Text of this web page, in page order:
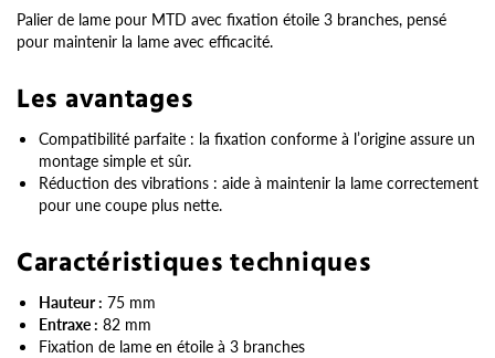
Palier de lame pour MTD avec fixation étoile 3 branches, pensé
pour maintenir la lame avec efficacité.
Les avantages
Compatibilité parfaite : la fixation conforme à l’origine assure un
montage simple et sûr.
Réduction des vibrations : aide à maintenir la lame correctement
pour une coupe plus nette.
Caractéristiques techniques
Hauteur : 75 mm
Entraxe : 82 mm
Fixation de lame en étoile à 3 branches